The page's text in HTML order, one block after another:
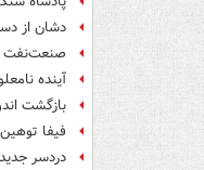
دشان از
صنعت‌نفت آبادان ۲
آینده
بازگشت
فیفا
دردسر